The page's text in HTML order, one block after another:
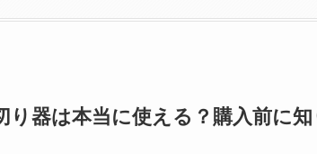
器は本当に使える？購入前に